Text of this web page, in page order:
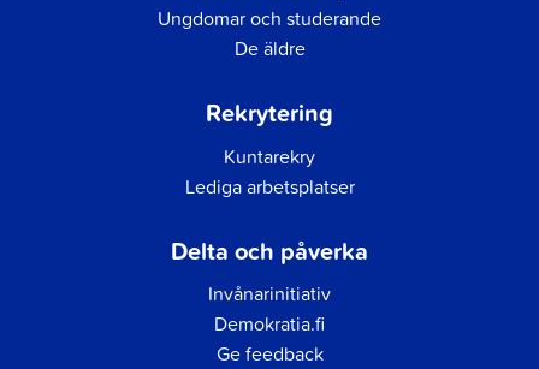
Ungdomar och studerande
De äldre
Rekrytering
Kuntarekry
Lediga arbetsplatser
Delta och påverka
Invånarinitiativ
Demokratia.fi
Ge feedback